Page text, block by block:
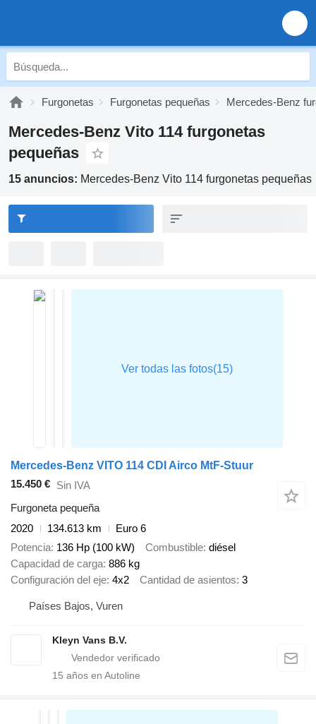
Furgonetas Furgonetas pequeñas Mercedes-Benz
Mercedes-Benz Vito 114 furgonetas
pequeñas
15 anuncios: Mercedes-Benz Vito 114 furgonetas pequeñas
Mercedes-Benz VITO 114 CDI Airco MtF-Stuur
15.450 € Sin IVA
Furgoneta pequeña
2020
134.613 km
Euro 6
Potencia 136 Hp (100 kW) Combustible diésel
Capacidad de carga 886 kg
Configuración del eje 4x2 Cantidad de asientos 3
Países Bajos, Vuren
Kleyn Vans B.V.
15 años en Autoline